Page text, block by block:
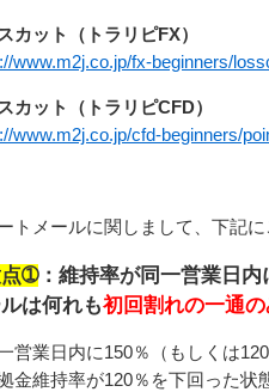
カット（トラリピFX）
www.m2j.co.jp/fx-beginners/
カット（トラリピCFD）
www.m2j.co.jp/cfd-beginners/
トメールに関しまして、下記に
点➀：維持率が同一営業日内
は何れも初回割れの一通
営業日内に150％（もしくは
金維持率が120％を下回った状